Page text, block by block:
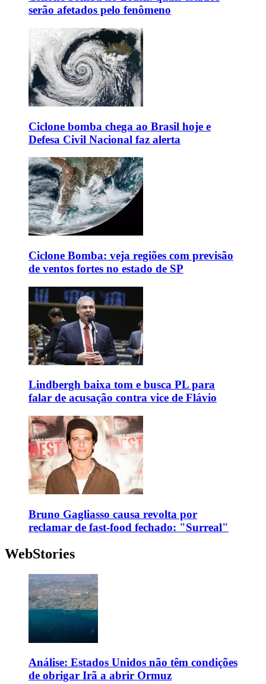
serão afetados pelo fenômeno
Ciclone bomba chega ao Brasil hoje e
Defesa Civil Nacional faz alerta
Ciclone Bomba: veja regiões com previsão
de ventos fortes no estado de SP
Lindbergh baixa tom e busca PL para
falar de acusação contra vice de Flávio
Bruno Gagliasso causa revolta por
reclamar de fast-food fechado: "Surreal"
WebStories
Análise: Estados Unidos não têm condições
de obrigar Irã a abrir Ormuz